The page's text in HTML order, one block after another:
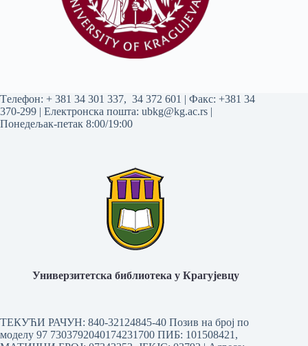
Tелефон: + 381 34 301 337, 34 372 601 | Факс: +381 34
370-299 | Електронска пошта: ubkg@kg.ac.rs |
Понедељак-петак 8:00/19:00
Универзитетска библиотека у Крагујевцу
ТЕКУЋИ РАЧУН: 840-32124845-40 Позив на број по
моделу 97 7303792040174231700 ПИБ: 101508421,